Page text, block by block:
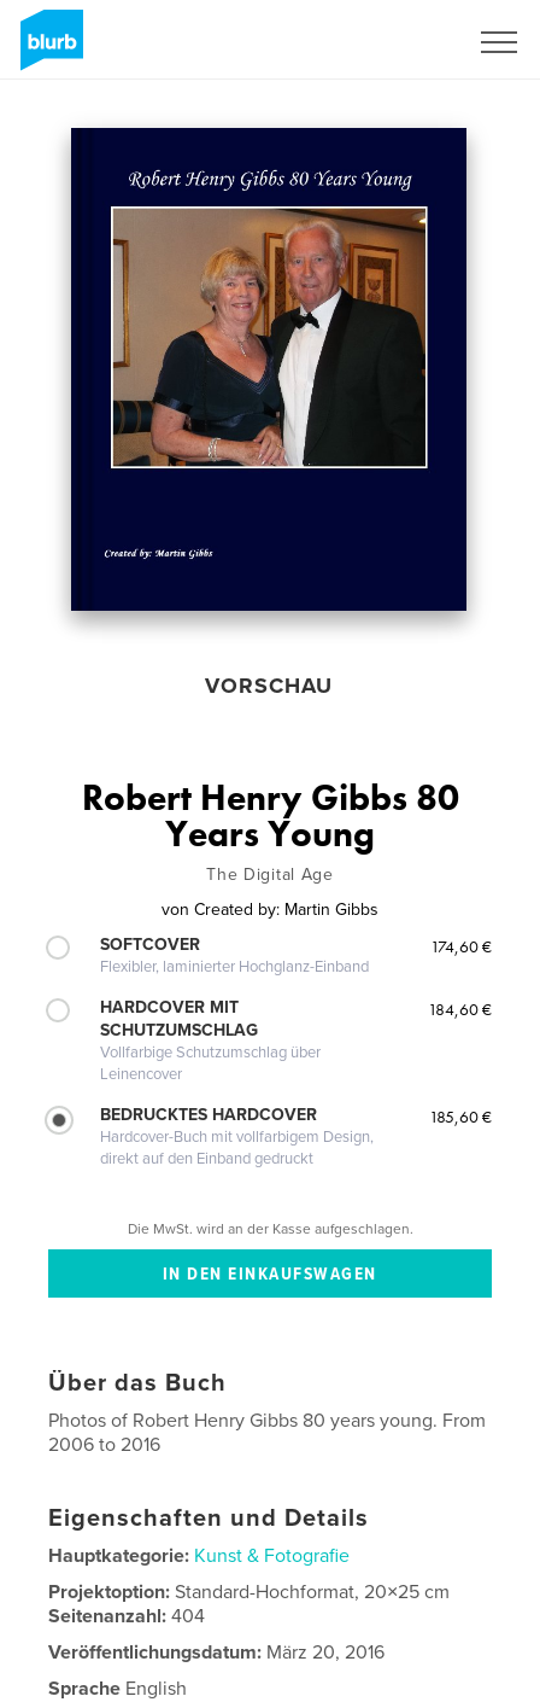
VORSCHAU
Robert Henry Gibbs 80
Years Young
The Digital Age
von Created by: Martin Gibbs
SOFTCOVER
Flexibler, laminierter Hochglanz-Einband
174,60 €
HARDCOVER MIT
SCHUTZUMSCHLAG
Vollfarbige Schutzumschlag über
Leinencover
184,60 €
BEDRUCKTES HARDCOVER
Hardcover-Buch mit vollfarbigem Design,
direkt auf den Einband gedruckt
185,60 €
Die MwSt. wird an der Kasse aufgeschlagen.
Über das Buch
Photos of Robert Henry Gibbs 80 years young. From
2006 to 2016
Eigenschaften und Details
Hauptkategorie: Kunst & Fotografie
Projektoption:Standard-Hochformat, 20×25 cm
Seitenanzahl:404
Veröffentlichungsdatum: März 20, 2016
Sprache English